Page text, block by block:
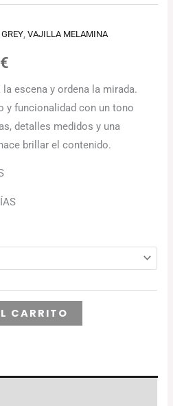
,VAJILLA MELAMINA
€
escena y ordena la mirada.
y funcionalidad con un tono
detalles medidos y una
brillar el contenido.
CARRITO